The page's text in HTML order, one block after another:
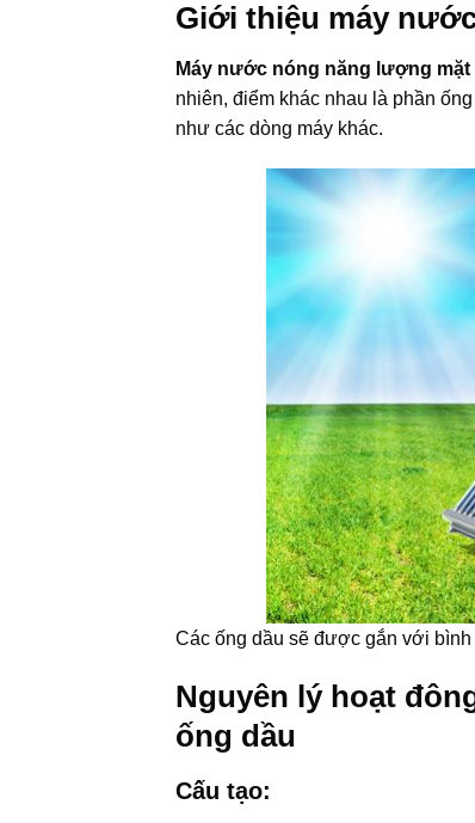
Giới thiệu máy
Máy nước nóng năng lượng
nhiên, điểm khác nhau là phần
như các dòng máy khác.
Các ống dầu sẽ được gắn với
Nguyên lý hoạt
ống dầu
Cấu tạo: